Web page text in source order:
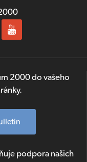
2000 do vašeho
podpora našich